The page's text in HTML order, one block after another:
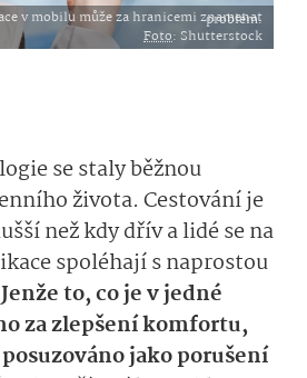
Oblíbená aplikace v mobilu může za hranicemi znamenat problém.
Foto: Shutterstock
se staly běžnou
života. Cestování je
než kdy dřív a lidé se na
spoléhají s naprostou
Jenže to, co je v jedné
za zlepšení komfortu,
jako porušení